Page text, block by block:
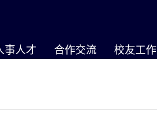
事人才 合作交流 校友工作